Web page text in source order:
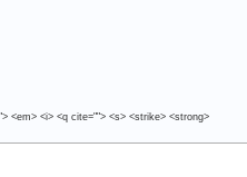
<em> <i> <q cite=""> <s> <strike> <strong>